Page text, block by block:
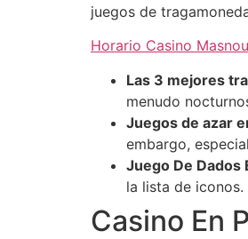
juegos de
Horario Casino Masnou
Las 3 mejores
menudo
Juegos de azar
embargo,
Juego De Dados
la lista de iconos.
Casino En